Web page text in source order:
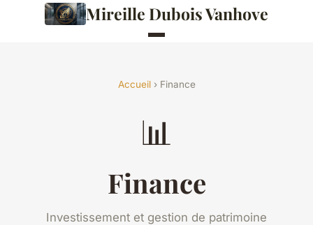
Mireille Dubois Vanhove
Accueil› Finance
📊
Finance
Investissement et gestion de patrimoine